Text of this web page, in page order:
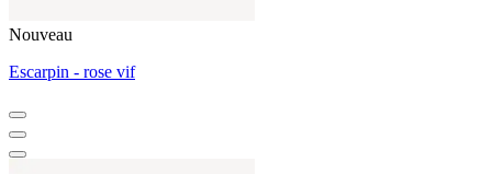
Nouveau
Escarpin - rose vif